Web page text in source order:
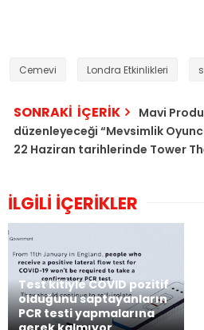
Cemevi Londra Etkinlikleri
SONRAKİ İÇERİK
Mavi
düzenleyeceği “Mevsimlik
22 Haziran tarihlerinde Tower
İLGİLİ İÇERİKLER
Test kitiyle COVID pozitif
olduğunu saptayanların
PCR testi yapmalarına